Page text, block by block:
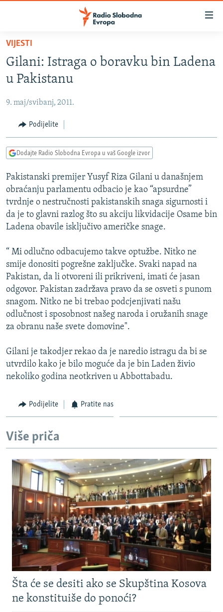
Pređite
glavni
sadržaj
na
navigaciju
Pređite
na
VIJESTI
BOSNA I HERCEGOVINA
KOSOVO
CRNA GORA
VIDEO
FOTOGALERIJE
INFOGRAFIKE
PODCASTI
RAT U UKRAJINI
KINA NA BALKANU
RSE PRIČE IZ SVIJETA
ISPRIČAJ MI
DNEVNO@RSE
SPECIJALI RSE
VIŠE OD NASLOVA
GENOCID U SREBRENICI
POPLAVE I KLIZIŠTA U BIH 2024.
POST SCRIPTUM
MOJA EVROPA
NASTANAK I RASPAD JUGOSLAVIJE
PRATITE NAS
VIJESTI
Gilani: Istraga o boravku bin Ladena
u Pakistanu
9. maj/svibanj, 2011.
Podijelite
Dodajte Radio Slobodna Evropa u vaš Google izvor
Pakistanski premijer Yusyf Riza Gilani u današnjem
obraćanju parlamentu odbacio je kao “apsurdne”
tvrdnje o nestručnosti pakistanskih snaga sigurnosti i
da je to glavni razlog što su akciju likvidacije Osame bin
Ladena obavile isključivo američke snage.
“ Mi odlučno odbacujemo takve optužbe. Nitko ne
smije donositi pogrešne zaključke. Svaki napad na
Pakistan, da li otvoreni ili prikriveni, imati će jasan
odgovor. Pakistan zadržava pravo da se osveti s punom
snagom. Nitko ne bi trebao podcjenjivati našu
odlučnost i sposobnost našeg naroda i oružanih snage
za obranu naše svete domovine".
Gilani je takodjer rekao da je naredio istragu da bi se
utvrdilo kako je bilo moguće da je bin Laden živio
nekoliko godina neotkriven u Abbottabadu.
Podijelite Pratite nas
Više priča
Šta će se desiti ako se Skupština Kosova
ne konstituiše do ponoći?